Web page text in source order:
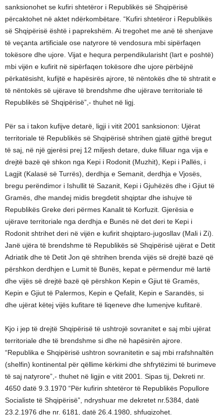
sanksionohet se kufiri shtetëror i Republikës së Shqipërisë
përcaktohet në aktet ndërkombëtare. “Kufiri shtetëror i Republikës
së Shqipërisë është i paprekshëm. Ai tregohet me anë të shenjave
të veçanta artificiale ose natyrore të vendosura mbi sipërfaqen
tokësore dhe ujore. Vijat e hequra perpendikularisht (lart e poshtë)
mbi vijën e kufirit në sipërfaqen tokësore dhe ujore përbëjnë
përkatësisht, kufijtë e hapësirës ajrore, të nëntokës dhe të shtratit e
të nëntokës së ujërave të brendshme dhe ujërave territoriale të
Republikës së Shqipërisë”,- thuhet në ligj.
Për sa i takon kufijve detarë, ligji i vitit 2001 sanksionon: Ujërat
territoriale të Republikës së Shqipërisë shtrihen gjatë gjithë bregut
të saj, në një gjerësi prej 12 miljesh detare, duke filluar nga vija e
drejtë bazë që shkon nga Kepi i Rodonit (Muzhit), Kepi i Pallës, i
Lagjit (Kalasë së Turrës), derdhja e Semanit, derdhja e Vjosës,
bregu perëndimor i Ishullit të Sazanit, Kepi i Gjuhëzës dhe i Gjiut të
Gramës, dhe mandej midis bregdetit shqiptar dhe ishujve të
Republikës Greke deri përmes Kanalit të Korfuzit. Gjerësia e
ujërave territoriale nga derdhja e Bunës në det deri te Kepi i
Rodonit shtrihet deri në vijën e kufirit shqiptaro-jugosllav (Mali i Zi).
Janë ujëra të brendshme të Republikës së Shqipërisë ujërat e Detit
Adriatik dhe të Detit Jon që shtrihen brenda vijës së drejtë bazë që
përshkon derdhjen e Lumit të Bunës, kepat e përmendur më lartë
dhe vijës së drejtë bazë që përshkon Kepin e Gjiut të Gramës,
Kepin e Gjiut të Palermos, Kepin e Qefalit, Kepin e Sarandës, si
dhe ujërat këtej vijës kufitare të liqeneve dhe lumenjve kufitarë.
Kjo i jep të drejtë Shqipërisë të ushtrojë sovranitet e saj mbi ujërat
territoriale dhe të brendshme si dhe në hapësirën ajrore.
“Republika e Shqipërisë ushtron sovranitetin e saj mbi rrafshnaltën
(shelfin) kontinental për qëllime kërkimi dhe shfrytëzimi të burimeve
të saj natyrore”,- thuhet në ligjin e vitit 2001. Sipas tij, Dekreti nr.
4650 datë 9.3.1970 “Për kufirin shtetëror të Republikës Popullore
Socialiste të Shqipërisë”, ndryshuar me dekretet nr.5384, datë
23.2.1976 dhe nr. 6181, datë 26.4.1980, shfuqizohet.